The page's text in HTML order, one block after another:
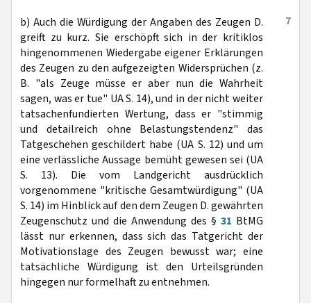
7
b) Auch die Würdigung der Angaben des Zeugen D.
greift zu kurz. Sie erschöpft sich in der kritiklos
hingenommenen Wiedergabe eigener Erklärungen
des Zeugen zu den aufgezeigten Widersprüchen (z.
B. "als Zeuge müsse er aber nun die Wahrheit
sagen, was er tue" UA S. 14), und in der nicht weiter
tatsachenfundierten Wertung, dass er "stimmig
und detailreich ohne Belastungstendenz" das
Tatgeschehen geschildert habe (UA S. 12) und um
eine verlässliche Aussage bemüht gewesen sei (UA
S. 13). Die vom Landgericht ausdrücklich
vorgenommene "kritische Gesamtwürdigung" (UA
S. 14) im Hinblick auf den dem Zeugen D. gewährten
Zeugenschutz und die Anwendung des § 31 BtMG
lässt nur erkennen, dass sich das Tatgericht der
Motivationslage des Zeugen bewusst war; eine
tatsächliche Würdigung ist den Urteilsgründen
hingegen nur formelhaft zu entnehmen.